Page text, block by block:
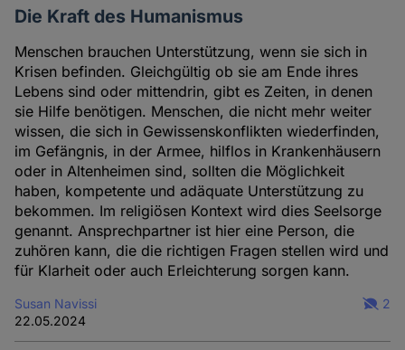
Die Kraft des Humanismus
Menschen brauchen Unterstützung, wenn sie sich in
Krisen befinden. Gleichgültig ob sie am Ende ihres
Lebens sind oder mittendrin, gibt es Zeiten, in denen
sie Hilfe benötigen. Menschen, die nicht mehr weiter
wissen, die sich in Gewissenskonflikten wiederfinden,
im Gefängnis, in der Armee, hilflos in Krankenhäusern
oder in Altenheimen sind, sollten die Möglichkeit
haben, kompetente und adäquate Unterstützung zu
bekommen. Im religiösen Kontext wird dies Seelsorge
genannt. Ansprechpartner ist hier eine Person, die
zuhören kann, die die richtigen Fragen stellen wird und
für Klarheit oder auch Erleichterung sorgen kann.
Susan Navissi
22.05.2024
2